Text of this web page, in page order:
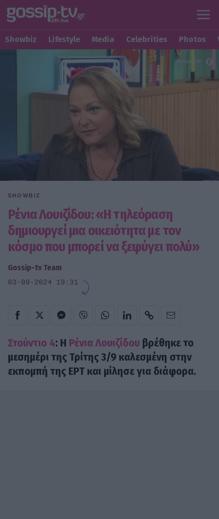
Showbiz Lifestyle Media Celebrities Photos
SHOWBIZ
Ρένια Λουιζίδου: «Η τηλεόραση
δημιουργεί μια οικειότητα με τον
κόσμο που μπορεί να ξεφύγει πολύ»
Gossip-tv Team
03-09-2024 19:31
Στούντιο 4: Η Ρένια Λουιζίδου βρέθηκε το
μεσημέρι της Τρίτης 3/9 καλεσμένη στην
εκπομπή της ΕΡΤ και μίλησε για διάφορα.